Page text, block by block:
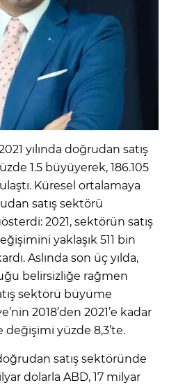
yılında doğrudan satış
1.5 büyüyerek, 186.105
Küresel ortalamaya
satış sektörü
2021, sektörün satış
yaklaşık 511 bin
Aslında son üç yılda,
belirsizliğe rağmen
sektörü büyüme
2018’den 2021’e kadar
değişimi yüzde 8,3’te.
satış sektöründe
dolarla ABD, 17 milyar